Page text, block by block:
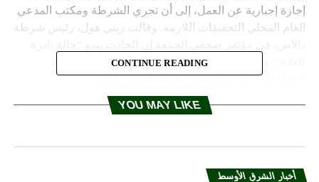
إجازة إجبارية عن العمل، إلى أن تجري الشرطة ومكتب المدعي
العام المحلي التحقيقات اللازمة. وقالت ريني هول، رئيس شرطة
للغاية”. وقالت الشرطة إنها أخذت عينة دم من الشرطية
لاختبارها، وإنها حصلت على قرار بالقبض عليها.
DON'T MISS
CONTINUE READING
YOU MAY LIKE
أخبار الشرق الأوسط